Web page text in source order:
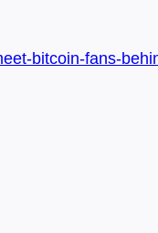
bitcoin-fans-